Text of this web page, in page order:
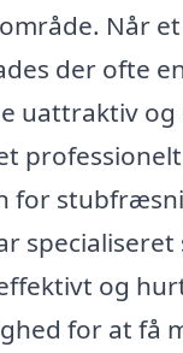
Når
der ofte
uattraktiv
for
og
for at få